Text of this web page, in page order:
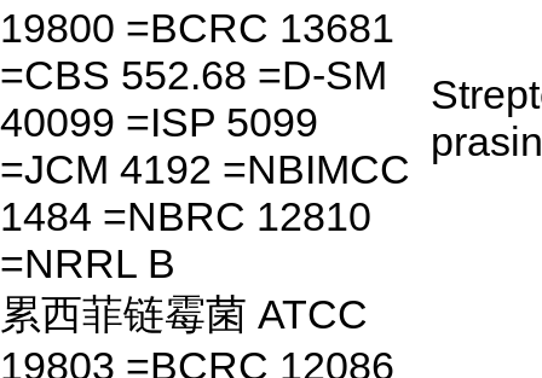
19800 =BCRC 13681
=CBS 552.68 =D-SM
40099 =ISP 5099
=JCM 4192 =NBIMCC
1484 =NBRC 12810
=NRRL B
累西菲链霉菌 ATCC
19803 =BCRC 12086